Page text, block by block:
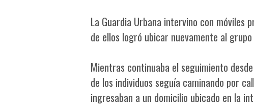
La Guardia Urbana intervino con móviles
de ellos logró ubicar nuevamente al
Mientras continuaba el seguimiento
de los individuos seguía caminando por
ingresaban a un domicilio ubicado en la